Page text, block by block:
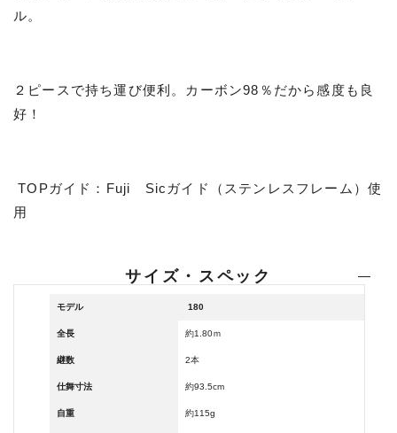
ル。
２ピースで持ち運び便利。カーボン98％だから感度も良
好！
TOPガイド：Fuji Sicガイド（ステンレスフレーム）使
用
サイズ・スペック
モデル 180
全長 約1.80ｍ
継数 2本
仕舞寸法 約93.5cm
自重 約115g